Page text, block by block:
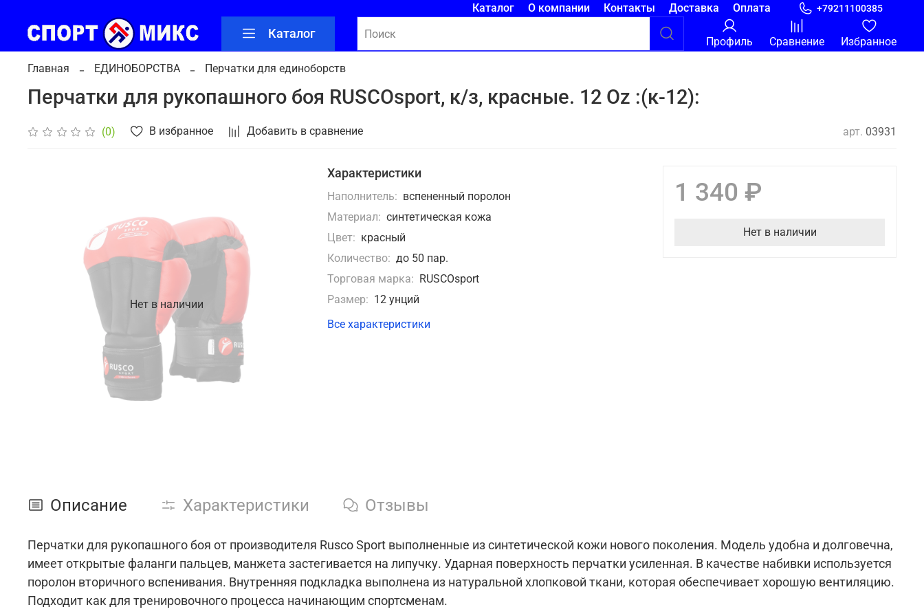
Каталог О компании Контакты Доставка Оплата +79211100385
Каталог
Профиль Сравнение Избранное
Главная ЕДИНОБОРСТВА Перчатки для единоборств
Перчатки для рукопашного боя RUSCOsport, к/з, красные. 12 Oz :(к-12):
(0) В избранное Добавить в сравнение арт. 03931
Нет в наличии
Характеристики
Наполнитель: вспененный поролон
Материал: синтетическая кожа
Цвет: красный
Количество: до 50 пар.
Торговая марка: RUSCOsport
Размер: 12 унций
Все характеристики
1 340 ₽
Нет в наличии
Описание Характеристики Отзывы
Перчатки для рукопашного боя от производителя Rusсo Sport выполненные из синтетической кожи нового поколения. Модель удобна и долговечна,
имеет открытые фаланги пальцев, манжета застегивается на липучку. Ударная поверхность перчатки усиленная. В качестве набивки используется
поролон вторичного вспенивания. Внутренняя подкладка выполнена из натуральной хлопковой ткани, которая обеспечивает хорошую вентиляцию.
Подходит как для тренировочного процесса начинающим спортсменам.